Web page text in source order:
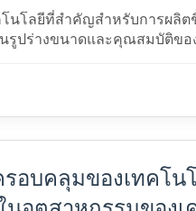
โนโลยีที่สําคัญสําหรับการผลิ
รูปร่างขนาดและคุณสมบัติขอ
รอบคลุมของเทคโน